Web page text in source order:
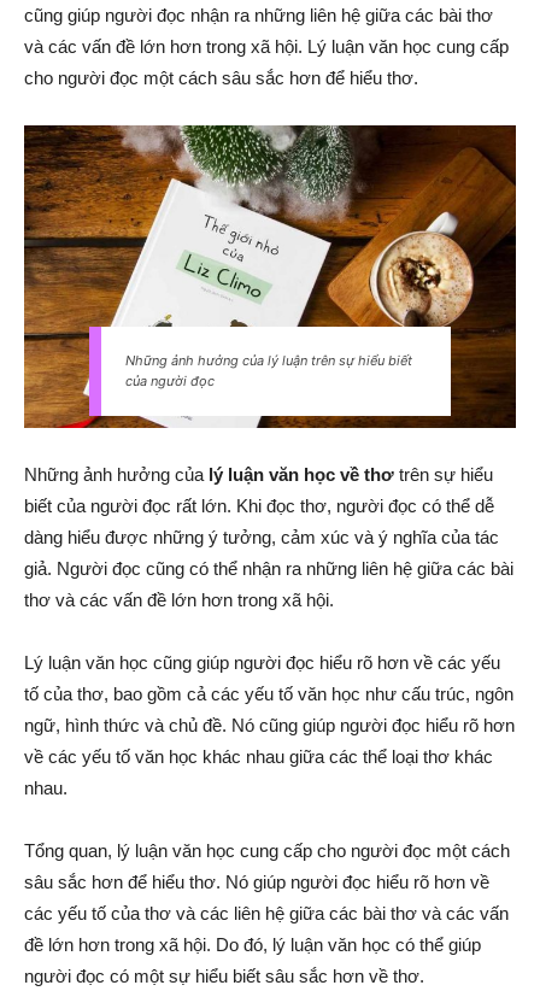
cũng giúp người đọc nhận ra những liên hệ giữa các bài thơ
và các vấn đề lớn hơn trong xã hội. Lý luận văn học cung cấp
cho người đọc một cách sâu sắc hơn để hiểu thơ.
Những ảnh hưởng của lý luận trên sự hiểu biết
của người đọc
Những ảnh hưởng của lý luận văn học về thơ trên sự hiểu
biết của người đọc rất lớn. Khi đọc thơ, người đọc có thể dễ
dàng hiểu được những ý tưởng, cảm xúc và ý nghĩa của tác
giả. Người đọc cũng có thể nhận ra những liên hệ giữa các bài
thơ và các vấn đề lớn hơn trong xã hội.
Lý luận văn học cũng giúp người đọc hiểu rõ hơn về các yếu
tố của thơ, bao gồm cả các yếu tố văn học như cấu trúc, ngôn
ngữ, hình thức và chủ đề. Nó cũng giúp người đọc hiểu rõ hơn
về các yếu tố văn học khác nhau giữa các thể loại thơ khác
nhau.
Tổng quan, lý luận văn học cung cấp cho người đọc một cách
sâu sắc hơn để hiểu thơ. Nó giúp người đọc hiểu rõ hơn về
các yếu tố của thơ và các liên hệ giữa các bài thơ và các vấn
đề lớn hơn trong xã hội. Do đó, lý luận văn học có thể giúp
người đọc có một sự hiểu biết sâu sắc hơn về thơ.